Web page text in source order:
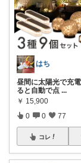
はち
昼間に太陽光で充
ると自動で点 ...
￥ 15,900
0 0 77
コレ